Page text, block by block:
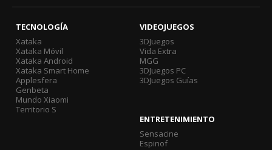
TECNOLOGÍA
Xataka
Xataka Móvil
Xataka Android
Xataka Smart Home
Applesfera
Genbeta
Mundo Xiaomi
Territorio S
VIDEOJUEGOS
3DJuegos
Vida Extra
MGG
3DJuegos PC
3DJuegos Guías
ENTRETENIMIENTO
Sensacine
Espinof